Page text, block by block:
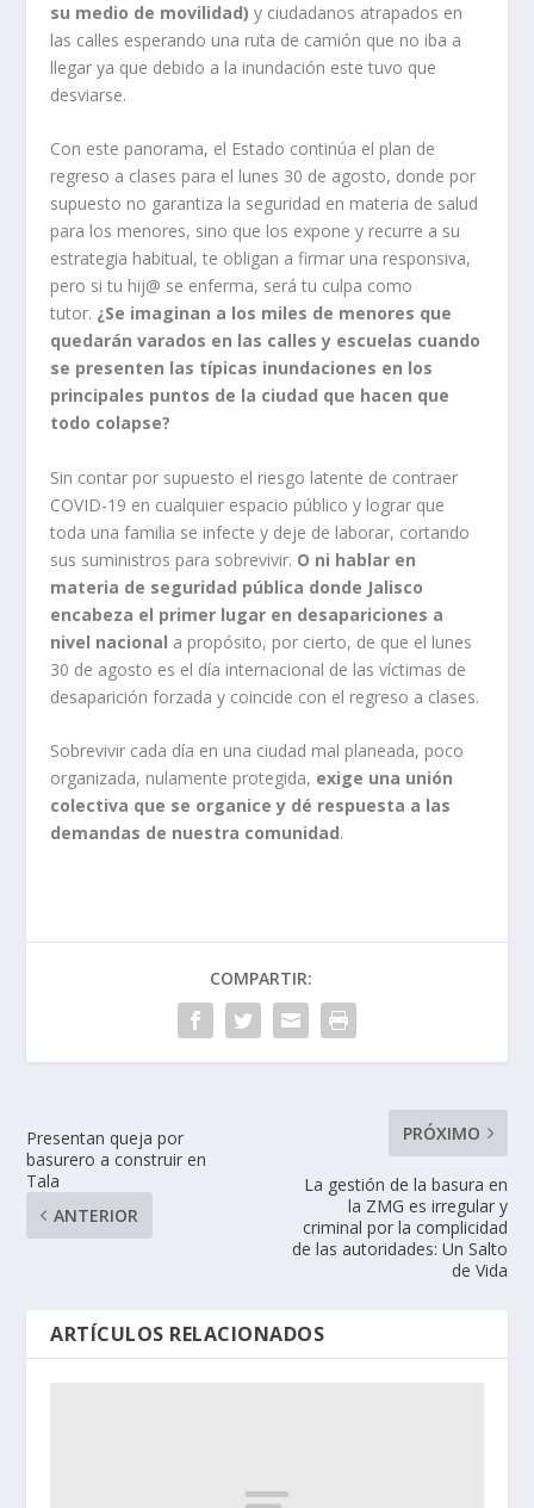
su medio de movilidad) y ciudadanos atrapados en
las calles esperando una ruta de camión que no iba a
llegar ya que debido a la inundación este tuvo que
desviarse.
Con este panorama, el Estado continúa el plan de
regreso a clases para el lunes 30 de agosto, donde por
supuesto no garantiza la seguridad en materia de salud
para los menores, sino que los expone y recurre a su
estrategia habitual, te obligan a firmar una responsiva,
pero si tu hij@ se enferma, será tu culpa como
tutor. ¿Se imaginan a los miles de menores que
quedarán varados en las calles y escuelas cuando
se presenten las típicas inundaciones en los
principales puntos de la ciudad que hacen que
todo colapse?
Sin contar por supuesto el riesgo latente de contraer
COVID-19 en cualquier espacio público y lograr que
toda una familia se infecte y deje de laborar, cortando
sus suministros para sobrevivir. O ni hablar en
materia de seguridad pública donde Jalisco
encabeza el primer lugar en desapariciones a
nivel nacional a propósito, por cierto, de que el lunes
30 de agosto es el día internacional de las víctimas de
desaparición forzada y coincide con el regreso a clases.
Sobrevivir cada día en una ciudad mal planeada, poco
organizada, nulamente protegida, exige una unión
colectiva que se organice y dé respuesta a las
demandas de nuestra comunidad.
COMPARTIR:
Presentan queja por
basurero a construir en
Tala
ANTERIOR
PRÓXIMO
La gestión de la basura en
la ZMG es irregular y
criminal por la complicidad
de las autoridades: Un Salto
de Vida
ARTÍCULOS RELACIONADOS